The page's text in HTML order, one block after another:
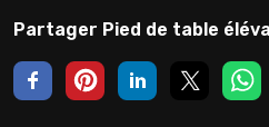
i
é
Partager Pied de table